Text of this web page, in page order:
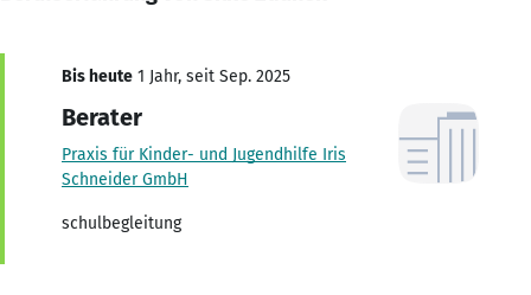
Bis heute 1 Jahr, seit Sep. 2025
Berater
Praxis für Kinder- und Jugendhilfe Iris
Schneider GmbH
schulbegleitung